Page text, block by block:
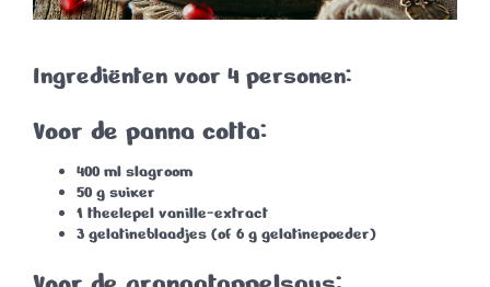
Ingrediënten voor 4 personen:
Voor de panna cotta:
400 ml slagroom
50 g suiker
1 theelepel vanille-extract
3 gelatineblaadjes (of 6 g gelatinepoeder)